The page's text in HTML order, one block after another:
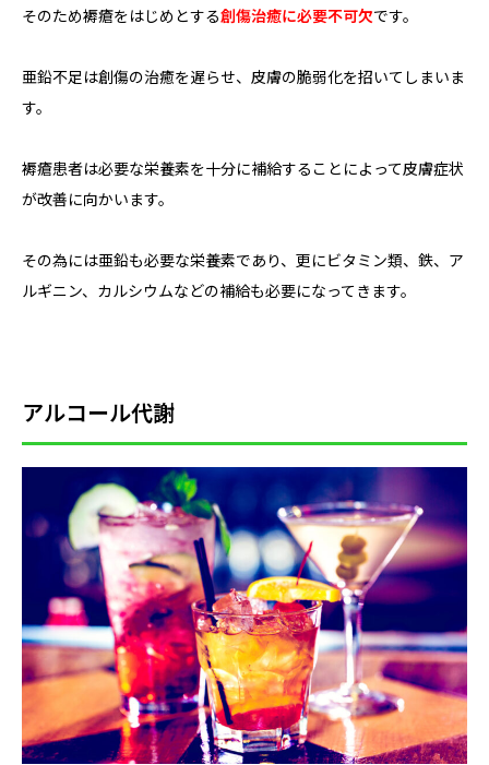
そのため褥瘡をはじめとする創傷治癒に必要不可欠です。
亜鉛不足は創傷の治癒を遅らせ、皮膚の脆弱化を招いてしまいま
す。
褥瘡患者は必要な栄養素を十分に補給することによって皮膚症状
が改善に向かいます。
その為には亜鉛も必要な栄養素であり、更にビタミン類、鉄、ア
ルギニン、カルシウムなどの補給も必要になってきます。
アルコール代謝